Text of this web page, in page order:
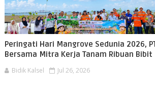
Peringati Hari Mangrove Sedunia 2026,
Bersama Mitra Kerja Tanam Ribuan Bibit
Bidik Kalsel Jul 26, 2026